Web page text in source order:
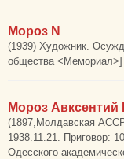
Мороз N
(1939) Художник.
общества <Мемориал>]
Мороз Авксентий
(1897,Молдавская
1938.11.21. Приговор:
Одесского